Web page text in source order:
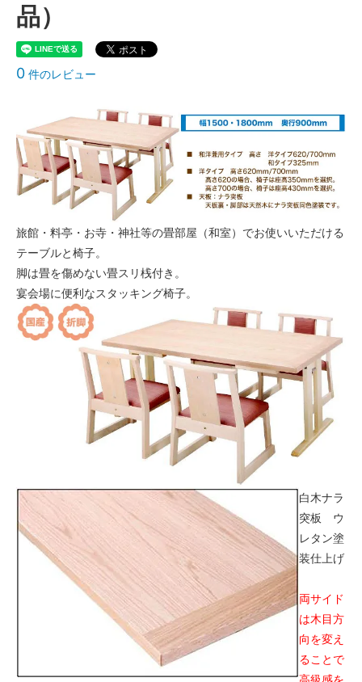
品）
0 件のレビュー
旅館・料亭・お寺・神社等の畳部屋（和室）でお使いいただける
テーブルと椅子。
脚は畳を傷めない畳スリ桟付き。
宴会場に便利なスタッキング椅子。
白木ナラ
突板 ウ
レタン塗
装仕上げ
両サイド
は木目方
向を変え
ることで
高級感を